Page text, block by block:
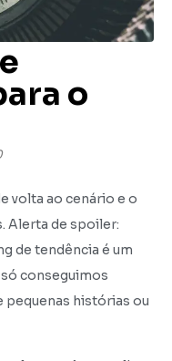
o
volta ao cenário e o
Alerta de spoiler:
de tendência é um
conseguimos
histórias ou